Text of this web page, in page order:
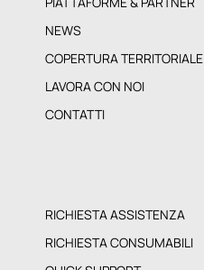
PIATTAFORME & PARTNER
NEWS
COPERTURA TERRITORIALE
LAVORA CON NOI
CONTATTI
RICHIESTA ASSISTENZA
RICHIESTA CONSUMABILI